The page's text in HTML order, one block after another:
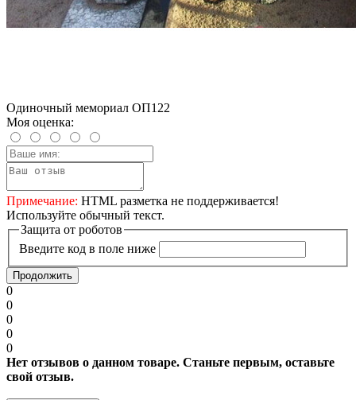
Одиночный мемориал ОП122
Моя оценка:
Примечание: HTML разметка не поддерживается!
Используйте обычный текст.
Защита от роботов
Введите код в поле ниже
Продолжить
0
0
0
0
0
Нет отзывов о данном товаре. Станьте первым, оставьте
свой отзыв.